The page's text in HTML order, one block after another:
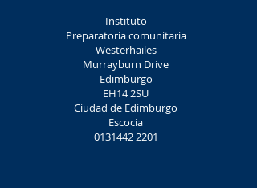
Instituto
Preparatoria comunitaria
Westerhailes
Murrayburn Drive
Edimburgo
EH14 2SU
Ciudad de Edimburgo
Escocia
0131442 2201